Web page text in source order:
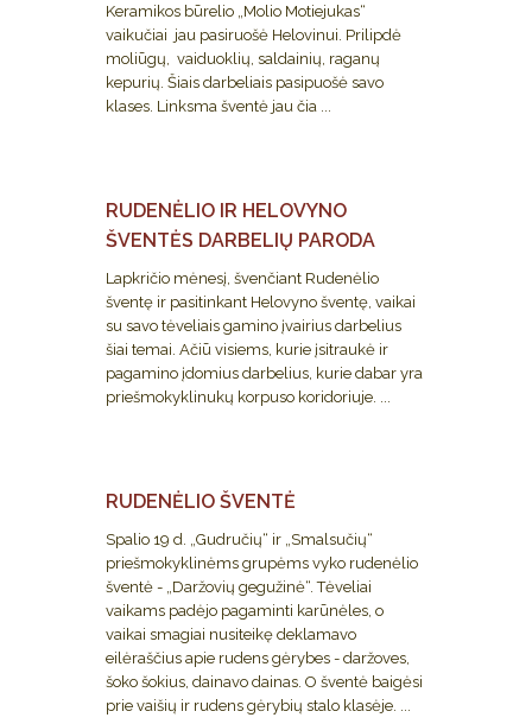
Keramikos būrelio „Molio Motiejukas“
vaikučiai jau pasiruošė Helovinui. Prilipdė
moliūgų, vaiduoklių, saldainių, raganų
kepurių. Šiais darbeliais pasipuošė savo
klases. Linksma šventė jau čia ...
RUDENĖLIO IR HELOVYNO
ŠVENTĖS DARBELIŲ PARODA
Lapkričio mėnesį, švenčiant Rudenėlio
šventę ir pasitinkant Helovyno šventę, vaikai
su savo tėveliais gamino įvairius darbelius
šiai temai. Ačiū visiems, kurie įsitraukė ir
pagamino įdomius darbelius, kurie dabar yra
priešmokyklinukų korpuso koridoriuje. ...
RUDENĖLIO ŠVENTĖ
Spalio 19 d. „Gudručių“ ir „Smalsučių“
priešmokyklinėms grupėms vyko rudenėlio
šventė - „Daržovių gegužinė“. Tėveliai
vaikams padėjo pagaminti karūnėles, o
vaikai smagiai nusiteikę deklamavo
eilėraščius apie rudens gėrybes - daržoves,
šoko šokius, dainavo dainas. O šventė baigėsi
prie vaišių ir rudens gėrybių stalo klasėje. ...